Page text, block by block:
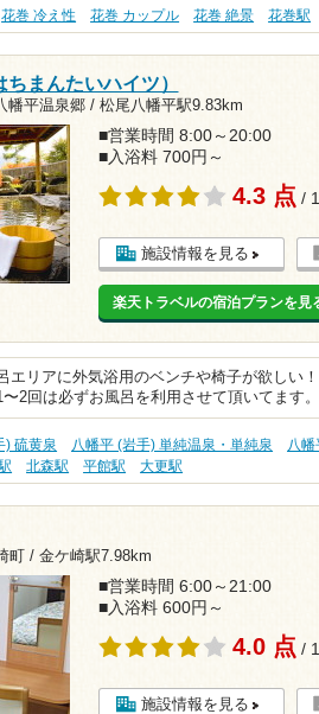
花巻 冷え性 花巻 カップル 花巻 絶景 花巻駅
まんたいハイツ）
幡平温泉郷 / 松尾八幡平駅9.83km
■営業時間 8:00～20:00
■入浴料 700円～
4.3 点 /
施設情報を見る
楽天トラベルの宿泊プランを見
エリアに外気浴用のベンチや椅子が欲しい
〜2回は必ずお風呂を利用させて頂いてます
) 硫黄泉 八幡平 (岩手) 単純温泉・単純泉 八幡
北森駅 平館駅 大更駅
町 / 金ケ崎駅7.98km
■営業時間 6:00～21:00
■入浴料 600円～
4.0 点 /
施設情報を見る